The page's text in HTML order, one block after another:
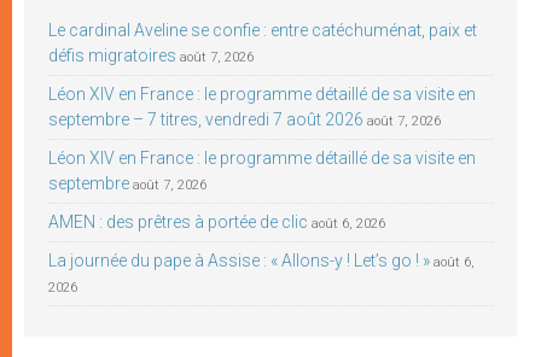
Le cardinal Aveline se confie : entre catéchuménat, paix et
défis migratoires août 7, 2026
Léon XIV en France : le programme détaillé de sa visite en
septembre – 7 titres, vendredi 7 août 2026 août 7, 2026
Léon XIV en France : le programme détaillé de sa visite en
septembre août 7, 2026
AMEN : des prêtres à portée de clic août 6, 2026
La journée du pape à Assise : « Allons-y ! Let’s go ! » août 6,
2026